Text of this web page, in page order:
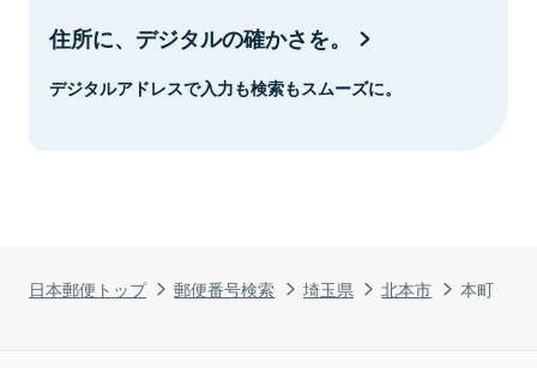
日本郵便トップ 郵便番号検索 埼玉県 北本市 本町
住所に、デジタルの確かさを。
デジタルアドレスで入力も検索もスムーズに。